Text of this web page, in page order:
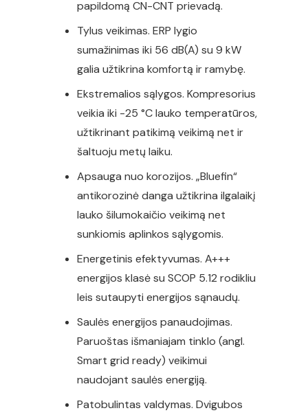
papildomą CN-CNT prievadą.
Tylus veikimas. ERP lygio
sumažinimas iki 56 dB(A) su 9 kW
galia užtikrina komfortą ir ramybę.
Ekstremalios sąlygos. Kompresorius
veikia iki -25 °C lauko temperatūros,
užtikrinant patikimą veikimą net ir
šaltuoju metų laiku.
Apsauga nuo korozijos. „Bluefin“
antikorozinė danga užtikrina ilgalaikį
lauko šilumokaičio veikimą net
sunkiomis aplinkos sąlygomis.
Energetinis efektyvumas. A+++
energijos klasė su SCOP 5.12 rodikliu
leis sutaupyti energijos sąnaudų.
Saulės energijos panaudojimas.
Paruoštas išmaniajam tinklo (angl.
Smart grid ready) veikimui
naudojant saulės energiją.
Patobulintas valdymas. Dvigubos